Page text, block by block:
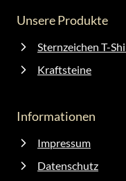
Unsere Produkte
Sternzeichen T-
Kraftsteine
Informationen
Impressum
Datenschutz